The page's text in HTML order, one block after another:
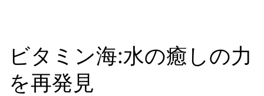
ビタミン海:水の癒しの力
を再発見